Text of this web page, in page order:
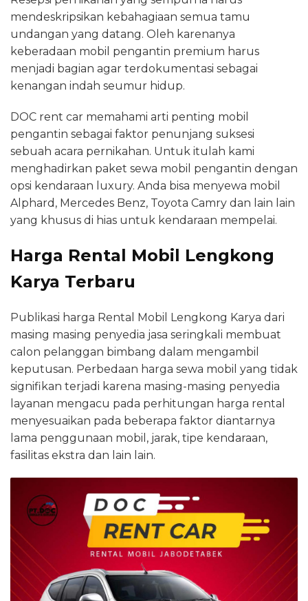
mendeskripsikan kebahagiaan semua tamu
undangan yang datang. Oleh karenanya
keberadaan mobil pengantin premium harus
menjadi bagian agar terdokumentasi sebagai
kenangan indah seumur hidup.
DOC rent car memahami arti penting mobil
pengantin sebagai faktor penunjang suksesi
sebuah acara pernikahan. Untuk itulah kami
menghadirkan paket sewa mobil pengantin dengan
opsi kendaraan luxury. Anda bisa menyewa mobil
Alphard, Mercedes Benz, Toyota Camry dan lain lain
yang khusus di hias untuk kendaraan mempelai.
Harga Rental Mobil Lengkong
Karya Terbaru
Publikasi harga Rental Mobil Lengkong Karya dari
masing masing penyedia jasa seringkali membuat
calon pelanggan bimbang dalam mengambil
keputusan. Perbedaan harga sewa mobil yang tidak
signifikan terjadi karena masing-masing penyedia
layanan mengacu pada perhitungan harga rental
menyesuaikan pada beberapa faktor diantarnya
lama penggunaan mobil, jarak, tipe kendaraan,
fasilitas ekstra dan lain lain.